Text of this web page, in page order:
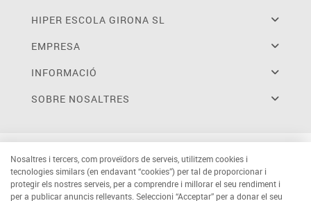
HIPER ESCOLA GIRONA SL
EMPRESA
INFORMACIÓ
SOBRE NOSALTRES
Nosaltres i tercers, com proveïdors de serveis, utilitzem cookies i
tecnologies similars (en endavant “cookies”) per tal de proporcionar i
protegir els nostres serveis, per a comprendre i millorar el seu rendiment i
per a publicar anuncis rellevants. Seleccioni “Acceptar” per a donar el seu